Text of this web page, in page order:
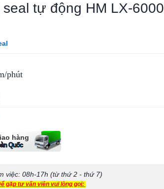
tự động HM LX-6000
phút
hàng
Quốc
việc: 08h-17h (từ thứ 2 - thứ 7)
gặp tư vấn viên vui lòng gọi: